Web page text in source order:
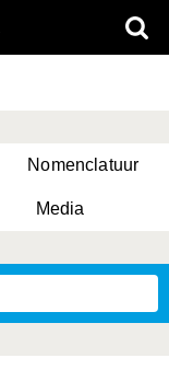
Nomenclatuur
Media